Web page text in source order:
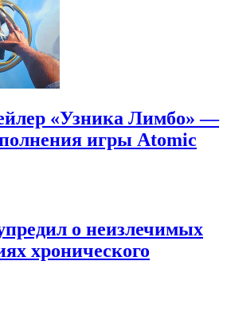
«Узника Лимбо» —
игры Atomic
о неизлечимых
хронического